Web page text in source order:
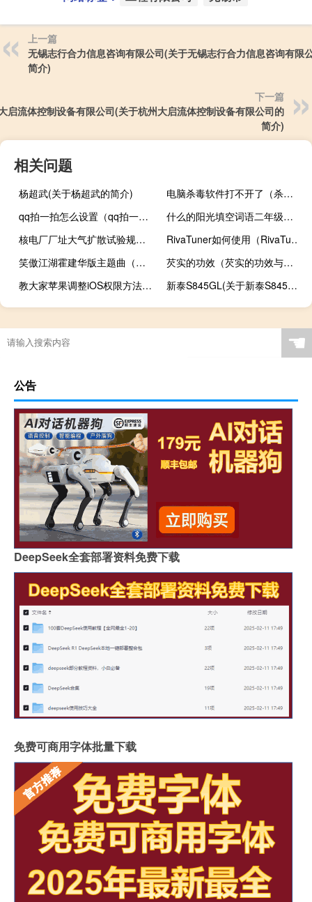
上一篇
无锡志行合力信息咨询有限公司(关于无锡志行合力信息咨询有限
简介)
下一篇
启流体控制设备有限公司(关于杭州大启流体控制设备有限公司的
简介)
相关问题
杨超武(关于杨超武的简介)
电脑杀毒软件打不开了（杀毒软件打不开怎么办）
qq拍一拍怎么设置（qq拍一拍设置方法）
什么的阳光填空词语二年级下册（什么的阳光填空词语）
核电厂厂址大气扩散试验规范(关于核电厂厂址大气扩散试验规范的简介)
RivaTuner如何使用（RivaTuner的详细使用方法教程）
笑傲江湖霍建华版主题曲（笑傲江湖所有歌曲）
芡实的功效（芡实的功效与作用）
教大家苹果调整iOS权限方法步骤
新泰S845GL(关于新泰S845GL的简介)
☚
公告
DeepSeek全套部署资料免费下载
免费可商用字体批量下载